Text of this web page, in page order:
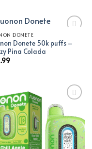
Add to wishlist
DONETE
Donete 50k puffs –
Pina Colada
Add to wishlist